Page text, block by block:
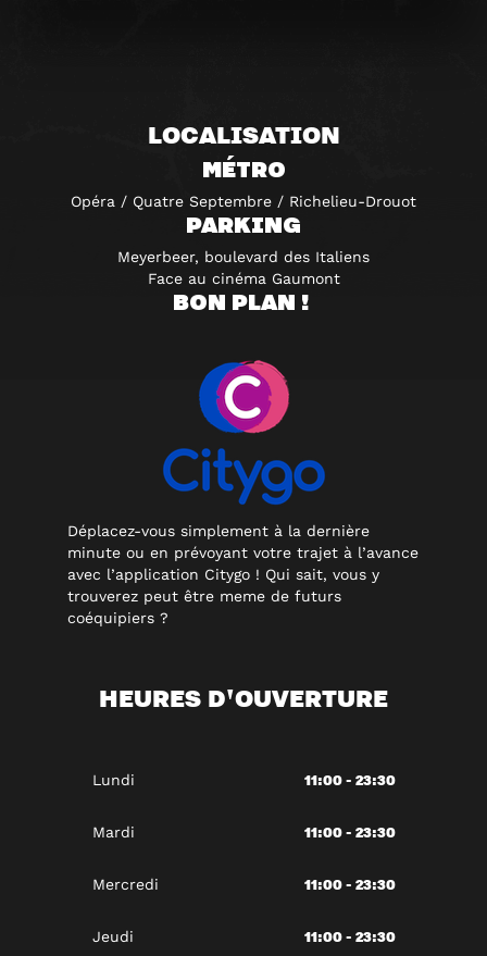
LOCALISATION
MÉTRO
Opéra / Quatre Septembre / Richelieu-Drouot
PARKING
Meyerbeer, boulevard des Italiens
Face au cinéma Gaumont
BON PLAN !
Déplacez-vous simplement à la dernière
minute ou en prévoyant votre trajet à l’avance
avec l’application Citygo ! Qui sait, vous y
trouverez peut être meme de futurs
coéquipiers ?
HEURES D'OUVERTURE
Lundi 11:00 - 23:30
Mardi 11:00 - 23:30
Mercredi 11:00 - 23:30
Jeudi 11:00 - 23:30